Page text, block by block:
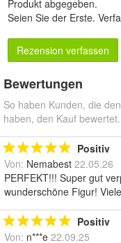
Produkt abgegeben.
Seien Sie der Erste.
Rezension verfassen
Bewertungen
So haben Kunden, die
haben, den Kauf bewertet.
Positiv
Von: Nemabest 22.05.26
PERFEKT!!! Super gut
wunderschöne Figur!
Positiv
Von: n***e 22.09.25